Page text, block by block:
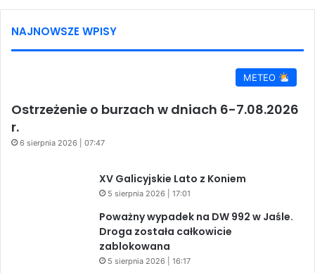
NAJNOWSZE WPISY
METEO
Ostrzeżenie o burzach w dniach 6-7.08.2026
r.
6 sierpnia 2026 | 07:47
XV Galicyjskie Lato z Koniem
5 sierpnia 2026 | 17:01
Poważny wypadek na DW 992 w Jaśle.
Droga została całkowicie
zablokowana
5 sierpnia 2026 | 16:17